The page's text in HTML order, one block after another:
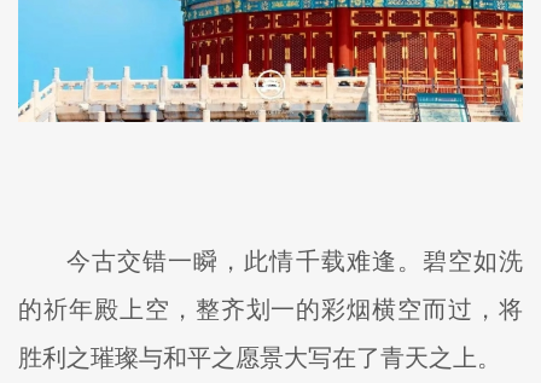
今古交错一瞬，此情千载难逢。碧空如洗
的祈年殿上空，整齐划一的彩烟横空而过，将
胜利之璀璨与和平之愿景大写在了青天之上。